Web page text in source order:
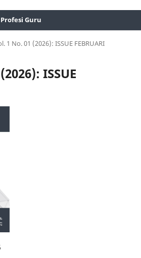
Guru
1 No. 01 (2026): ISSUE FEBRUARI
ISSUE